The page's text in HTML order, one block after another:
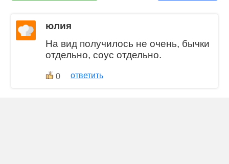
юлия
На вид получилось не очень, бычки
отдельно, соус отдельно.
0 ответить